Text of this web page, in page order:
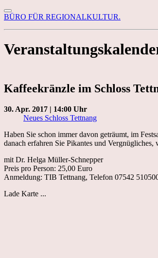
BÜRO FÜR REGIONALKULTUR.
Kaffeekränzle im Schloss
30. Apr. 2017 | 14:00 Uhr
Neues Schloss Tettnang
Haben Sie schon immer davon geträumt, im
danach erfahren Sie Pikantes und
mit Dr. Helga Müller-Schnepper
Preis pro Person: 25,00 Euro
Anmeldung: TIB Tettnang, Telefon 07542
Lade Karte ...